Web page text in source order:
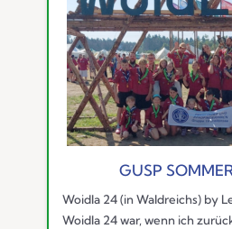
GUSP
Woidla 24 (in Waldreichs) by
Woidla 24 war, wenn ich